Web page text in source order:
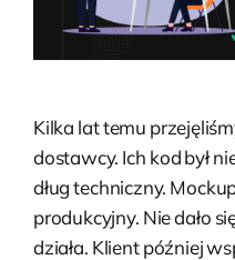
Kilka lat temu
dostawcy. Ich kod był
dług techniczny.
produkcyjny. Nie dało
działa. Klient później